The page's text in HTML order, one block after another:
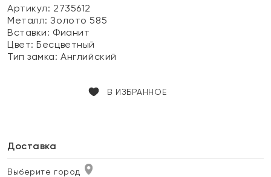
Артикул: 2735612
Металл:Золото 585
Вставки: Фианит
Цвет:Бесцветный
Тип замка:Английский
В ИЗБРАННОЕ
Доставка
Выберите город